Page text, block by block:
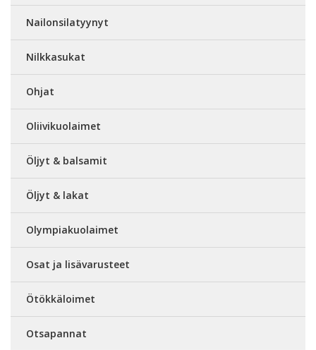
Nailonsilatyynyt
Nilkkasukat
Ohjat
Oliivikuolaimet
Öljyt & balsamit
Öljyt & lakat
Olympiakuolaimet
Osat ja lisävarusteet
Ötökkäloimet
Otsapannat